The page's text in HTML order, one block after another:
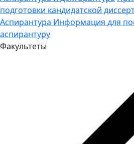
подготовки кандидатской
Аспирантура Информация для
аспирантуру
Факультеты